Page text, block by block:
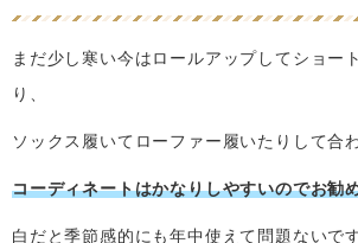
まだ少し寒い今はロールアップしてショー
り、
ソックス履いてローファー履いたりして合
コーディネートはかなりしやすいのでお勧
白だと季節感的にも年中使えて問題ないで